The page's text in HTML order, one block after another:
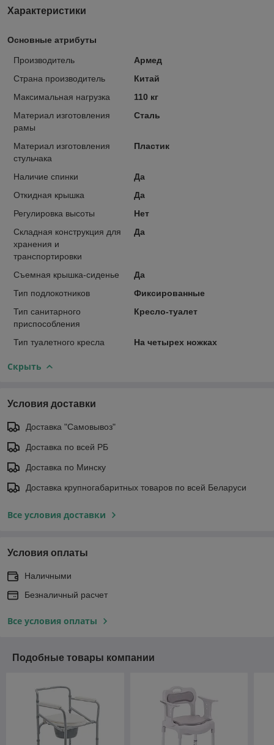
Характеристики
Основные атрибуты
Производитель
Армед
Страна производитель
Китай
Максимальная нагрузка
110 кг
Материал изготовления
рамы
Сталь
Материал изготовления
стульчака
Пластик
Наличие спинки
Да
Откидная крышка
Да
Регулировка высоты
Нет
Складная конструкция для
хранения и
транспортировки
Да
Съемная крышка-сиденье
Да
Тип подлокотников
Фиксированные
Тип санитарного
приспособления
Кресло-туалет
Тип туалетного кресла На четырех ножках
Скрыть
Условия доставки
Доставка "Самовывоз"
Доставка по всей РБ
Доставка по Минску
Доставка крупногабаритных товаров по всей Беларуси
Все условия доставки
Условия оплаты
Наличными
Безналичный расчет
Все условия оплаты
Подобные товары компании